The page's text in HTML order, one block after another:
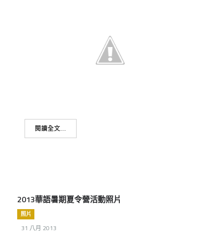
閱讀全文...
2013華語暑期夏令營活動照片
照片
31 八月 2013